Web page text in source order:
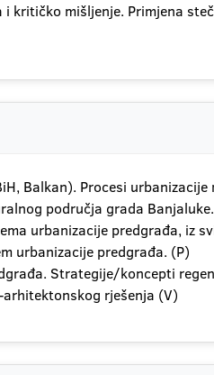
kritičko mišljenje. Primjena
Balkan). Procesi
područja grada
urbanizacije predgrađa, iz
urbanizacije predgrađa. (P)
Strategije/koncepti
rješenja (V)